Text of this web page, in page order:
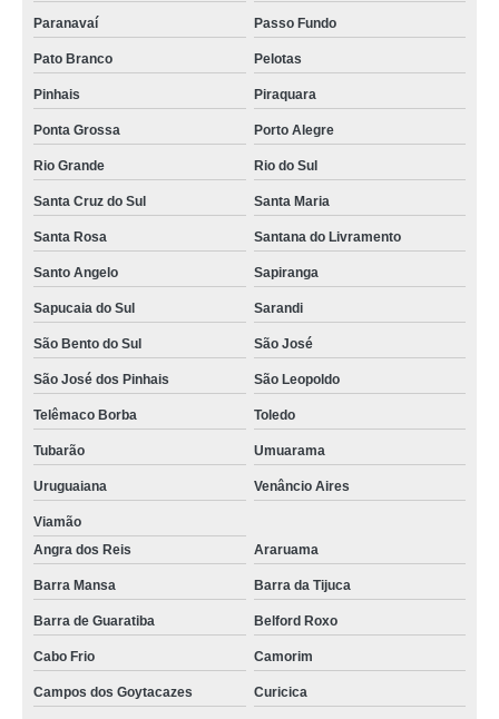
Paranavaí Passo Fundo
Pato Branco Pelotas
Pinhais Piraquara
Ponta Grossa Porto Alegre
Rio Grande Rio do Sul
Santa Cruz do Sul Santa Maria
Santa Rosa Santana do Livramento
Santo Angelo Sapiranga
Sapucaia do Sul Sarandi
São Bento do Sul São José
São José dos Pinhais São Leopoldo
Telêmaco Borba Toledo
Tubarão Umuarama
Uruguaiana Venâncio Aires
Viamão
Angra dos Reis
Araruama
Barra Mansa Barra da Tijuca
Barra de Guaratiba Belford Roxo
Cabo Frio Camorim
Campos dos Goytacazes Curicica